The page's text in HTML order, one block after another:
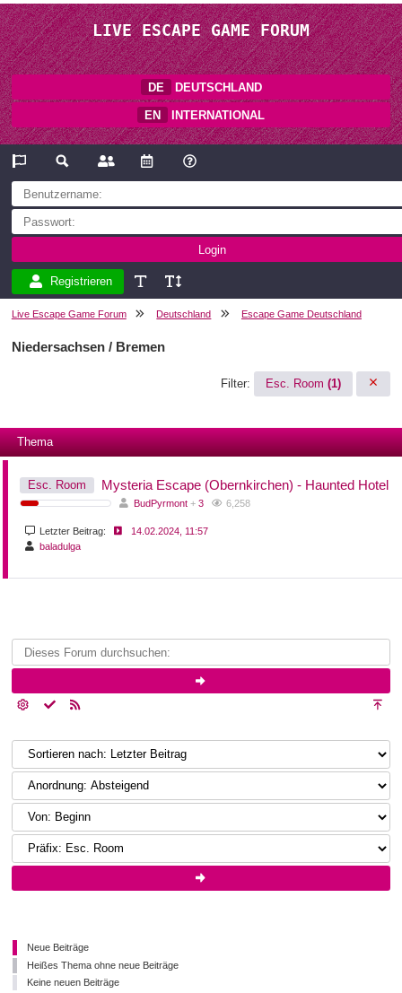
LIVE ESCAPE GAME FORUM
DE DEUTSCHLAND
EN INTERNATIONAL
Registrieren
Live Escape Game Forum Deutschland Escape Game Deutschland
Niedersachsen / Bremen
Filter: Esc. Room(1)
Thema
Esc. Room Mysteria Escape (Obernkirchen) - Haunted Hotel
BudPyrmont +3 6,258
Letzter Beitrag:
14.02.2024, 11:57
baladulga
Neue Beiträge
Heißes Thema ohne neue Beiträge
Keine neuen Beiträge